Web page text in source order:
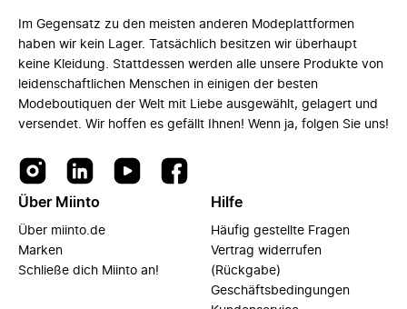
Im Gegensatz zu den meisten anderen Modeplattformen
haben wir kein Lager. Tatsächlich besitzen wir überhaupt
keine Kleidung. Stattdessen werden alle unsere Produkte von
leidenschaftlichen Menschen in einigen der besten
Modeboutiquen der Welt mit Liebe ausgewählt, gelagert und
versendet. Wir hoffen es gefällt Ihnen! Wenn ja, folgen Sie uns!
Über Miinto
Über miinto.de
Marken
Schließe dich Miinto an!
Hilfe
Häufig gestellte Fragen
Vertrag widerrufen
(Rückgabe)
Geschäftsbedingungen